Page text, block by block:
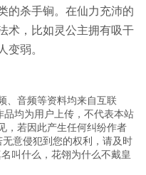
的杀手锏。在仙力充沛的
术，比如灵公主拥有吸干
弱。
、音频等资料均来自互联
品均为用户上传，不代表本站
，若因此产生任何纠纷作者
意侵犯到您的权利，请及时
叫什么，花翎为什么不戴皇